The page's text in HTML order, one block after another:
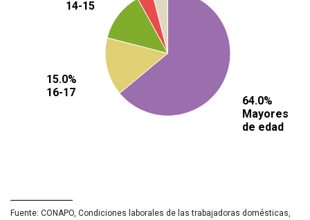
64.0%
Mayores
de edad
64.0%
Mayores
de edad
15.0%
16-17
15.0%
16-17
14-15
14-15
Fuente: CONAPO, Condiciones laborales de las trabajadoras domésticas,